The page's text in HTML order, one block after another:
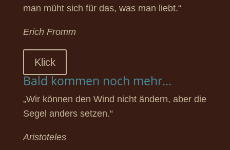
man müht sich für das, was man liebt.“
Erich Fromm
Klick
Bald kommen noch mehr...
„Wir können den Wind nicht ändern, aber die
Segel anders setzen.“
Aristoteles